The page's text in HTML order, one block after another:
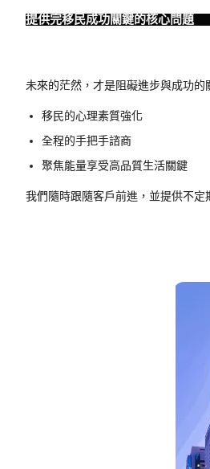
提供完移民成功關鍵的核心問題
未來的茫然，才是阻礙進步與成功的
移民的心理素質強化
全程的手把手諮商
聚焦能量享受高品質生活關鍵
我們隨時跟隨客戶前進，並提供不